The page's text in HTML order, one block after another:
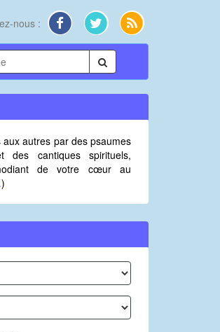
nous :
autres par des psaumes
cantiques spirituels,
de votre cœur au
)